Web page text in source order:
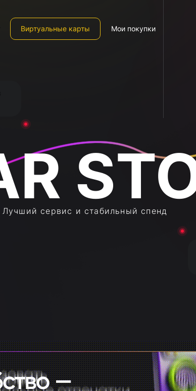
Виртуальные карты Мои покупки
Лучший сервис и стабильный спенд